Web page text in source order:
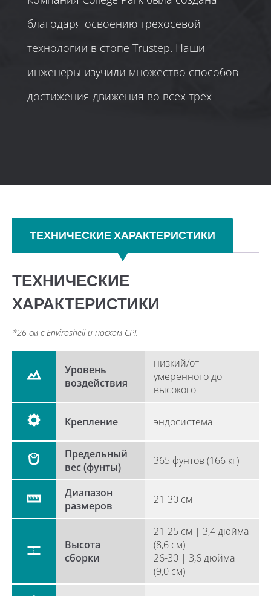
благодаря освоению трехосевой
технологии в стопе Trustep. Наши
инженеры изучили множество способов
достижения движения во всех трех
технического обслуживания для
успешного функционирования. Данная
стопа предназначена для повышения
совместимости с поверхностью и
устойчивости при любых условиях.
ТЕХНИЧЕСКИЕ ХАРАКТЕРИСТИКИ
ТЕХНИЧЕСКИЕ
ХАРАКТЕРИСТИКИ
*26 см с Enviroshell и носком CPI.
Уровень
воздействия
низкий/от
умеренного до
высокого
Крепление эндосистема
Предельный
вес (фунты)
365 фунтов (166 кг)
Диапазон
размеров
21-30 см
Высота
сборки
21-25 см | 3,4 дюйма
(8,6 см)
26-30 | 3,6 дюйма
(9,0 см)